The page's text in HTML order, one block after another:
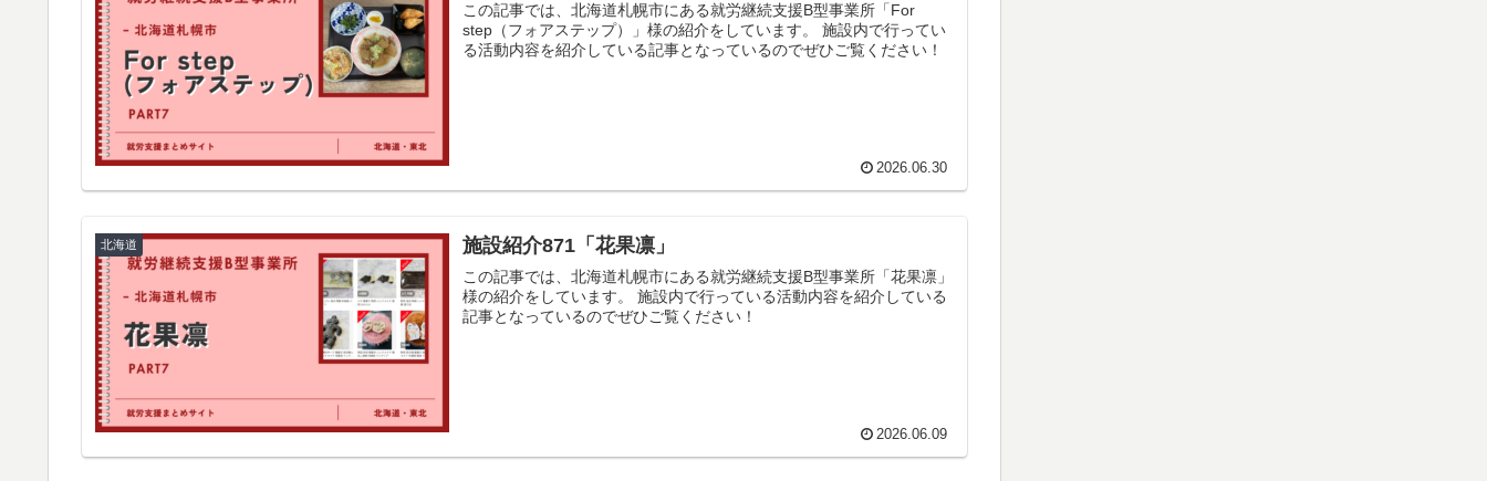
この記事では、北海道札幌市にある就労継続支援B型事業所「For
step（フォアステップ）」様の紹介をしています。 施設内で行ってい
る活動内容を紹介している記事となっているのでぜひご覧ください！
2026.06.30
北海道 施設紹介871「花果凛」
この記事では、北海道札幌市にある就労継続支援B型事業所「花果凛」
様の紹介をしています。 施設内で行っている活動内容を紹介している
記事となっているのでぜひご覧ください！
2026.06.09